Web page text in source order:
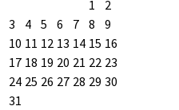
1
2
3
4 5 6 7 8
9
10 11 12 13 14 15 16
17 18 19 20 21 22 23
24 25 26 27 28 29 30
31